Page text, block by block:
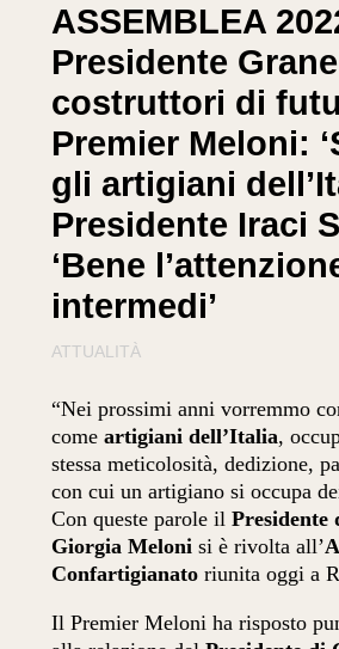
ASSEMBLEA
Presidente
costruttori di
Premier Meloni:
gli artigiani
Presidente Iraci
‘Bene
intermedi’
ATTUALITÀ
“Nei prossimi anni vorremmo
comeartigiani dell’Italia,
stessa meticolosità, dedizione,
con cui un artigiano si occupa
Con queste parole ilPresidente
Giorgia Meloni si è rivolta all’
Confartigianato riunita oggi a
Il Premier Meloni ha risposto